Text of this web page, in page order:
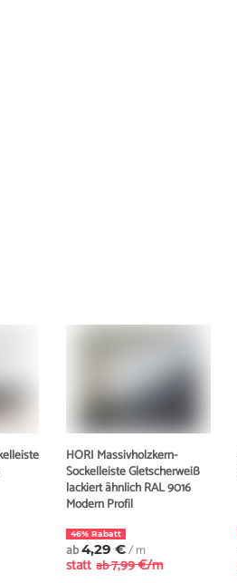
HORI Massivholzkern-
Sockelleiste Gletscherweiß
lackiert ähnlich RAL 9016
Modern Profil
46% Rabatt
ab4,29 €/ m
statt ab7,99 €/m